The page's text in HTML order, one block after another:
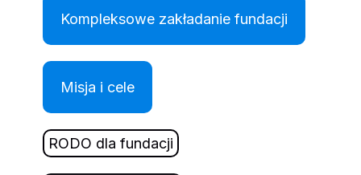
Kompleksowe zakładanie fundacji
Misja i cele
RODO dla fundacji